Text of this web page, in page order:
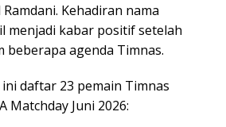
Kehadiran nama
menjadi kabar positif setelah
beberapa agenda Timnas.
daftar 23 pemain Timnas
Matchday Juni 2026: